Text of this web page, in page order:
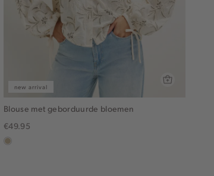
new arrival
Blouse met geborduurde bloemen
€49.95
lichtzand